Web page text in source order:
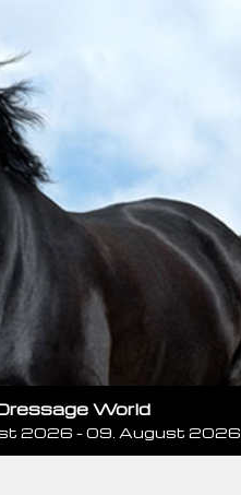
World
2026 - 09. August 2026